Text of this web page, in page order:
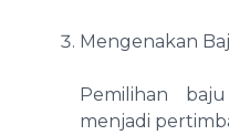
Mengenakan
Pemilihan
menjadi